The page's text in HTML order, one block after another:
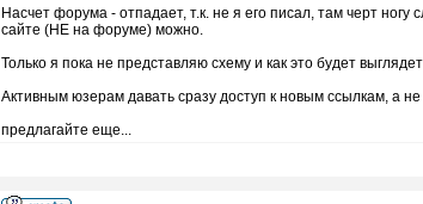
Насчет форума - отпадает, т.к. не я его писал, там черт
сайте (НЕ на форуме) можно.
Только я пока не представляю схему и как это будет
Активным юзерам давать сразу доступ к новым ссылкам, а
предлагайте еще...